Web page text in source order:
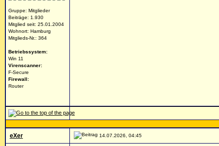
Gruppe: Mitglieder
Beiträge: 1.930
Mitglied seit: 25.01.2004
Wohnort: Hamburg
Mitglieds-Nr.: 364
Betriebssystem:
Win 11
Virenscanner:
F-Secure
Firewall:
Router
eXer 14.07.2026, 04:45